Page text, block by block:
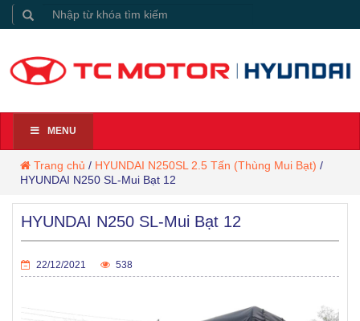
MENU
Trang chủ / HYUNDAI N250SL 2.5 Tấn (Thùng Mui Bạt) /
HYUNDAI N250 SL-Mui Bạt 12
HYUNDAI N250 SL-Mui Bạt 12
22/12/2021 538